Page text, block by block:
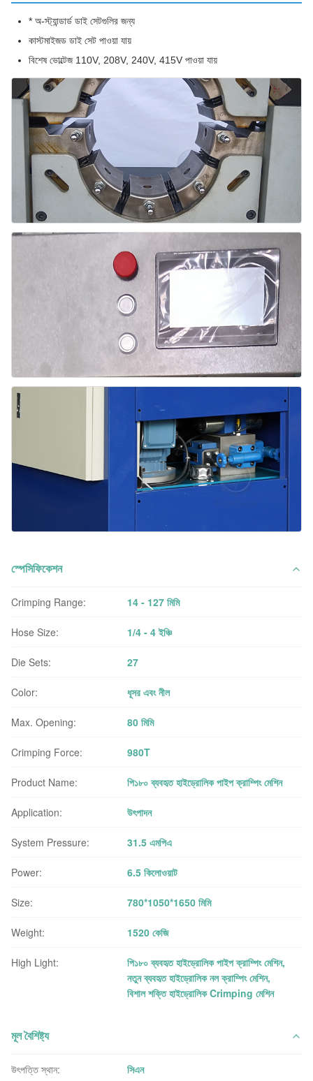
* অ-স্ট্যান্ডার্ড ডাই সেটগুলির জন্য
কাস্টমাইজড ডাই সেট পাওয়া যায়
বিশেষ ভোল্টেজ 110V, 208V, 240V, 415V পাওয়া যায়
স্পেসিফিকেশন
Crimping Range: 14 - 127 মিমি
Hose Size: 1/4 - 4 ইঞ্চি
Die Sets: 27
Color: ধূসর এবং নীল
Max. Opening: 80 মিমি
Crimping Force: 980T
Product Name: পি১৮০ ব্যবহৃত হাইড্রোলিক পাইপ ক্রাম্পিং মেশিন
Application: উৎপাদন
System Pressure: 31.5 এমপিএ
Power: 6.5 কিলোওয়াট
Size: 780*1050*1650 মিমি
Weight: 1520 কেজি
High Light: পি১৮০ ব্যবহৃত হাইড্রোলিক পাইপ ক্রাম্পিং মেশিন,
নতুন ব্যবহৃত হাইড্রোলিক নল ক্রাম্পিং মেশিন,
বিশাল শক্তি হাইড্রোলিক Crimping মেশিন
মূল বৈশিষ্ট্য
উৎপত্তি স্থান: সিএন